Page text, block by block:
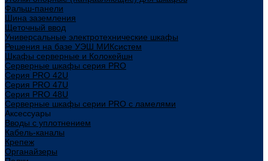
Фальш-панели
Шина заземления
Щеточный ввод
Универсальные электротехнические шкафы
Решения на базе УЭШ МИКсистем
Шкафы серверные и Колокейшн
Серверные шкафы серия PRO
Серия PRO 42U
Серия PRO 47U
Серия PRO 48U
Серверные шкафы серии PRO с ламелями
Аксессуары
Вводы с уплотнением
Кабель-каналы
Крепеж
Органайзеры